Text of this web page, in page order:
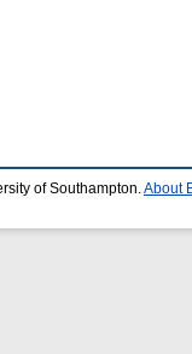
of Southampton. About